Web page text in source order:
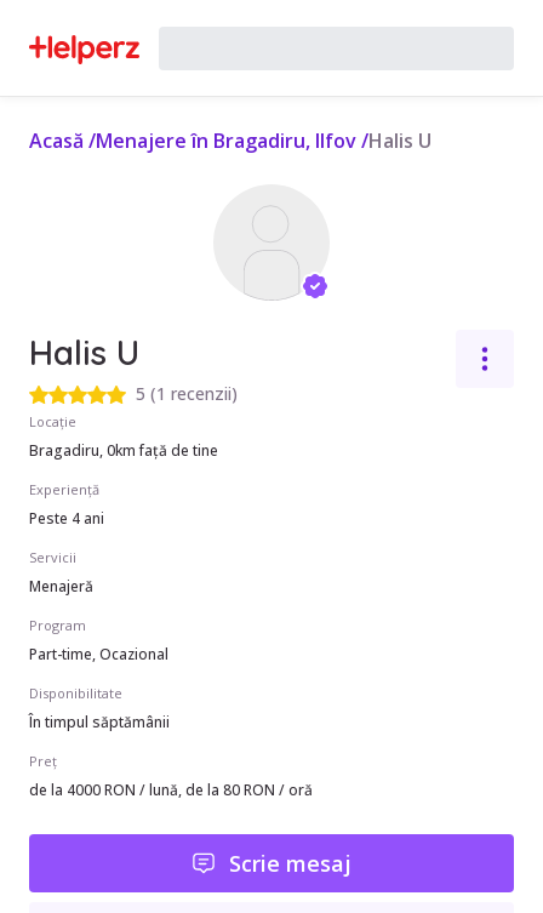
Acasă /Menajere în Bragadiru, Ilfov/Halis U
Halis U
5 (1 recenzii)
Locație
Bragadiru, 0km față de tine
Experiență
Peste 4 ani
Servicii
Menajeră
Program
Part-time, Ocazional
Disponibilitate
În timpul săptămânii
Preț
de la 4000 RON / lună, de la 80 RON / oră
Scrie mesaj